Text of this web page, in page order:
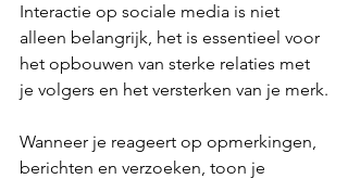
Interactie op sociale media is niet
alleen belangrijk, het is essentieel voor
het opbouwen van sterke relaties met
je volgers en het versterken van je merk.
Wanneer je reageert op opmerkingen,
berichten en verzoeken, toon je